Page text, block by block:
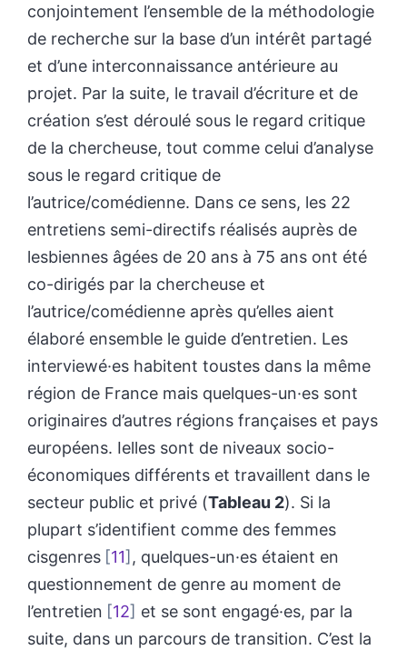
conjointement l’ensemble de la méthodologie
de recherche sur la base d’un intérêt partagé
et d’une interconnaissance antérieure au
projet. Par la suite, le travail d’écriture et de
création s’est déroulé sous le regard critique
de la chercheuse, tout comme celui d’analyse
sous le regard critique de
l’autrice/comédienne. Dans ce sens, les 22
entretiens semi-directifs réalisés auprès de
lesbiennes âgées de 20 ans à 75 ans ont été
co-dirigés par la chercheuse et
l’autrice/comédienne après qu’elles aient
élaboré ensemble le guide d’entretien. Les
interviewé·es habitent toustes dans la même
région de France mais quelques-un·es sont
originaires d’autres régions françaises et pays
européens. Ielles sont de niveaux socio-
économiques différents et travaillent dans le
secteur public et privé (Tableau 2). Si la
plupart s’identifient comme des femmes
cisgenres 11 , quelques-un·es étaient en
questionnement de genre au moment de
l’entretien
12
et se sont engagé·es, par la
suite, dans un parcours de transition. C’est la